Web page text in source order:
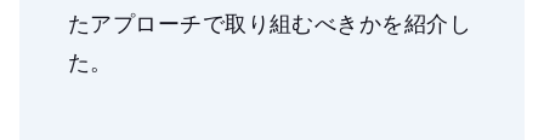
たアプローチで取り組むべきかを紹介し
た。